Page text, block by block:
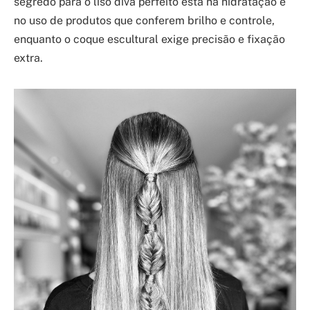
no uso de produtos que conferem brilho e controle,
enquanto o coque escultural exige precisão e fixação
extra.